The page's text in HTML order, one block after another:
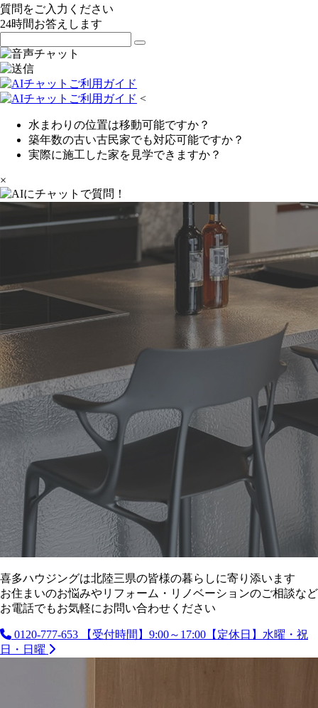
質問をご入力ください
24時間お答えします
<
水まわりの位置は移動可能ですか？
築年数の古い古民家でも対応可能ですか？
実際に施工した家を見学できますか？
×
喜多ハウジングは北陸三県の皆様の暮らしに寄り添います
お住まいのお悩みやリフォーム・リノベーションのご相談など
お電話でもお気軽にお問い合わせください
0120-777-653
【受付時間】9:00～17:00【定休日】水曜・祝
日・日曜